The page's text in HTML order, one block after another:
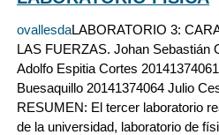
ovallesdaLABORATORIO 3:
LAS FUERZAS. Johan Sebastián
Adolfo Espitia Cortes
Buesaquillo 20141374064 Julio
RESUMEN: El tercer laboratorio
de la universidad, laboratorio de